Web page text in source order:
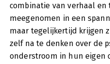
combinatie van verhaal en
meegenomen in een
maar tegelijkertijd krijgen
zelf na te denken over de
onderstroom in hun eigen